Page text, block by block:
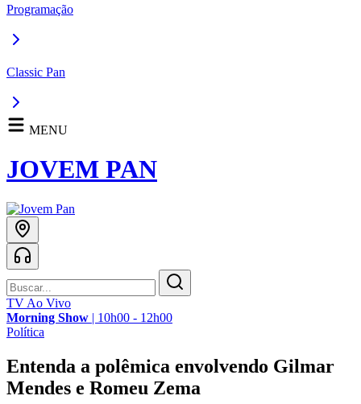
Programação
Classic Pan
MENU
JOVEM PAN
TV Ao Vivo
Morning Show | 10h00 - 12h00
Política
Entenda a polêmica envolvendo Gilmar
Mendes e Romeu Zema